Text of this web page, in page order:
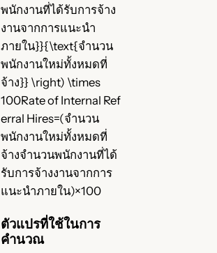
พนักงานที่ได้รับการจ้าง
งานจากการแนะนำ
ภายใน}}{\text{จำนวน
พนักงานใหม่ทั้งหมดที่
จ้าง}} \right) \times
100Rate of Internal Ref
erral Hires=(จำนวน
พนักงานใหม่ทั้งหมดที่
จ้างจำนวนพนักงานที่ได้
รับการจ้างงานจากการ
แนะนำภายใน​)×100
ตัวแปรที่ใช้ในการ
คำนวณ